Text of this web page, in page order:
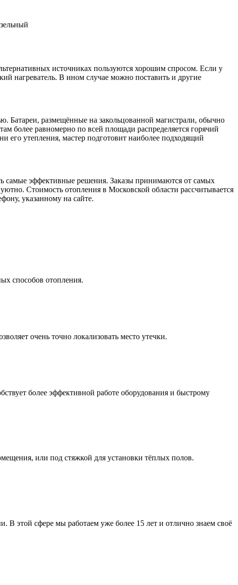
источниках пользуются хорошим спросом. Если у
нагреватель. В ином случае можно поставить и другие
Батареи, размещённые на закольцованной магистрали, обычно
более равномерно по всей площади распределяется горячий
его утепления, мастер подготовит наиболее подходящий
самые эффективные решения. Заказы принимаются от самых
Стоимость отопления в Московской области рассчитывается
указанному на сайте.
способов отопления.
очень точно локализовать место утечки.
более эффективной работе оборудования и быстрому
или под стяжкой для установки тёплых полов.
этой сфере мы работаем уже более 15 лет и отлично знаем своё